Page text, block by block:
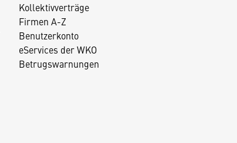
Kollektivverträge
Firmen A-Z
Benutzerkonto
eServices der WKO
Betrugswarnungen